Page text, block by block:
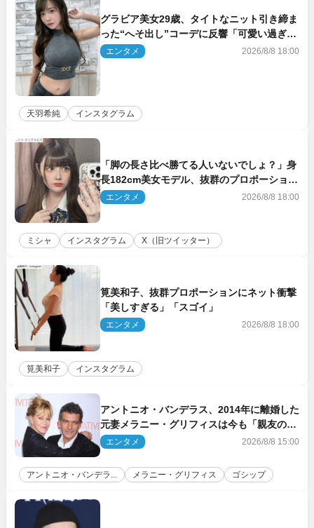
グラビア美女29歳、タイトなニット引き締ま
った“へそ出し”コーデに反響「可愛い過ぎ
る」
エンタメ 2026/8/8 18:00
天羽希純 インスタグラム
「脚の長さ比べ勝てる人いないでしょ？」身
長182cm美女モデル、抜群のプロポーション
にネット衝撃
エンタメ 2026/8/8 18:00
ミシャ インスタグラム X（旧ツイッター）
筧美和子、抜群プロポーションにネット衝撃
「美しすぎる」「スゴイ」
エンタメ 2026/8/8 18:00
筧美和子 インスタグラム
アントニオ・バンデラス、2014年に離婚した
元妻メラニー・グリフィスは今も「親友の一
人」
エンタメ 2026/8/8 15:00
アントニオ・バンデラ... メラニー・グリフィス ゴシップ